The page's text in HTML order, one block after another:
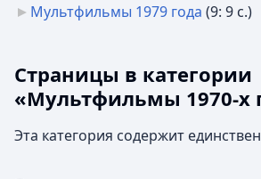
Мультфильмы 1979 года (9: 9 с.)
Страницы в категории
«Мультфильмы 1970-х
Эта категория содержит